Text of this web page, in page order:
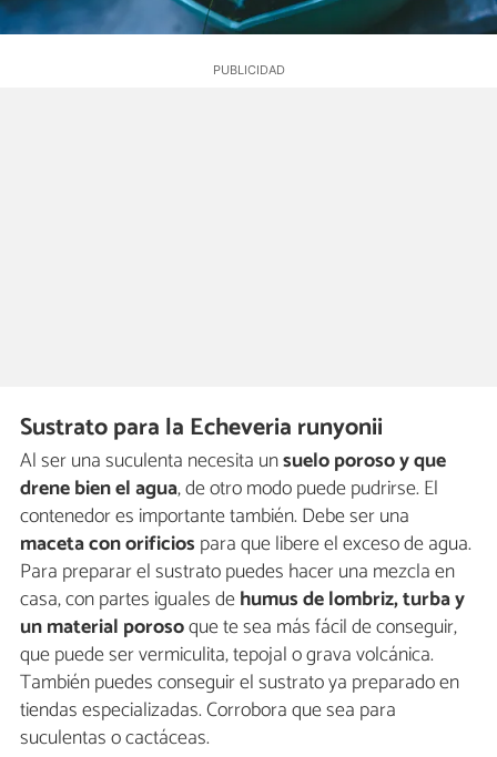
Sustrato para la Echeveria runyonii
Al ser una suculenta necesita unsuelo poroso y que
drene bien el agua, de otro modo puede pudrirse. El
contenedor es importante también. Debe ser una
maceta con orificios para que libere el exceso de agua.
Para preparar el sustrato puedes hacer una mezcla en
casa, con partes iguales dehumus de lombriz, turba y
un material porosoque te sea más fácil de conseguir,
que puede ser vermiculita, tepojal o grava volcánica.
También puedes conseguir el sustrato ya preparado en
tiendas especializadas. Corrobora que sea para
suculentas o cactáceas.